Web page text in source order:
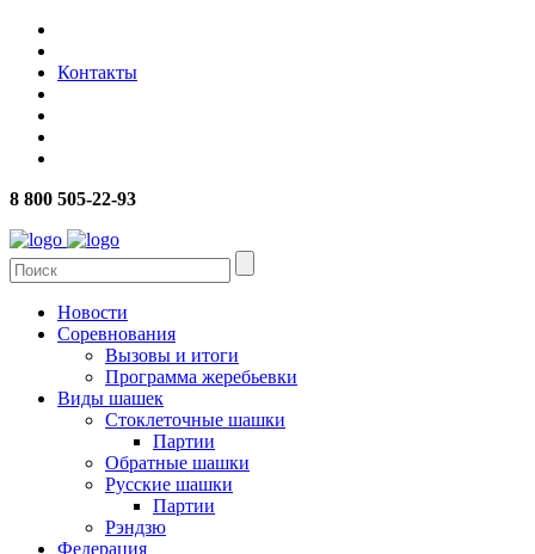
Контакты
8 800 505-22-93
Новости
Соревнования
Вызовы и итоги
Программа жеребьевки
Виды шашек
Стоклеточные шашки
Партии
Обратные шашки
Русские шашки
Партии
Рэндзю
Федерация